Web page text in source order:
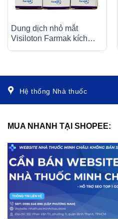
Dung dịch nhỏ mắt
Visiloton Farmak kích
Hệ thống Nhà thuốc
MUA NHANH TẠI SHOPEE: